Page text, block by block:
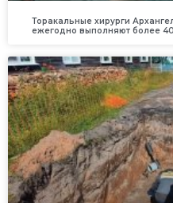
Торакальные хирурги
ежегодно выполняют более